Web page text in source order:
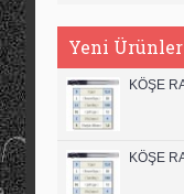
Yeni Ürünler